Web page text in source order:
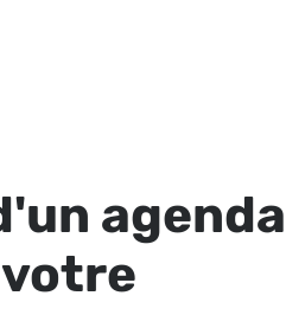
agenda